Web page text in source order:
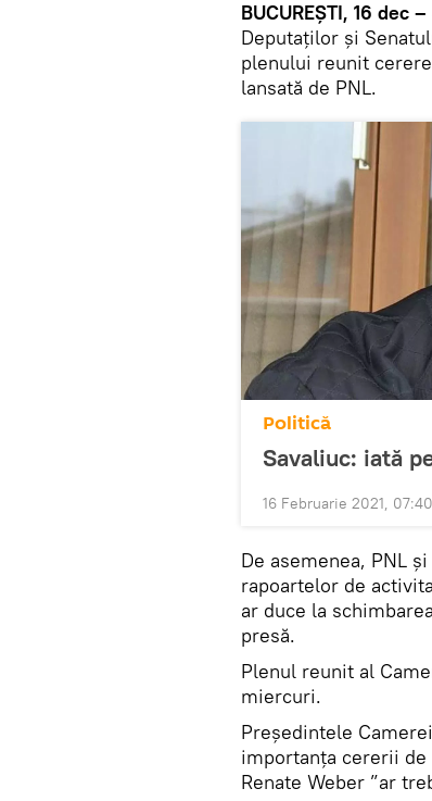
BUCUREȘTI, 16 dec
Deputaţilor şi
plenului reunit
lansată de PNL.
Politică
Savaliuc: iată
16 Februarie 2021, 07:40
De asemenea, PNL
rapoartelor de
ar duce la
presă.
Plenul reunit al
miercuri.
Preşedintele
importanța cererii
Renate Weber ”ar